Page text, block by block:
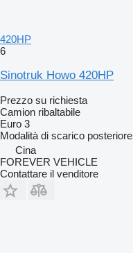
420HP
6
Sinotruk Howo 420HP
Prezzo su richiesta
Camion ribaltabile
Euro 3
Modalità di scarico posteriore
Cina
FOREVER VEHICLE
Contattare il venditore